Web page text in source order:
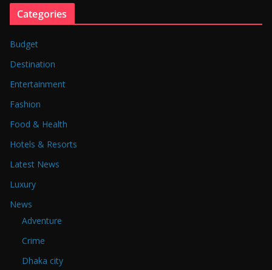
Categories
Budget
Destination
Entertainment
Fashion
Food & Health
Hotels & Resorts
Latest News
Luxury
News
Adventure
Crime
Dhaka city